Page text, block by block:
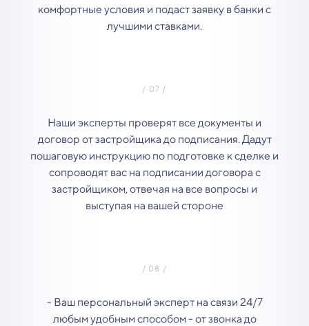
комфортные условия и подаст заявку в банки с
лучшими ставками.
Наши эксперты проверят все документы и
договор от застройщика до подписания. Дадут
пошаговую инструкцию по подготовке к сделке и
сопроводят вас на подписании договора с
застройщиком, отвечая на все вопросы и
выступая на вашей стороне
- Ваш персональный эксперт на связи 24/7
любым удобным способом - от звонка до